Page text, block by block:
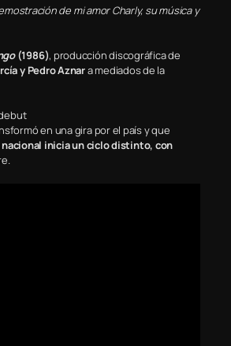
de mi amor Charly, su música y
(1986), producción discográfica de
y Pedro Aznara mediados de la
en una gira por el país y que
inicia un ciclo distinto, con